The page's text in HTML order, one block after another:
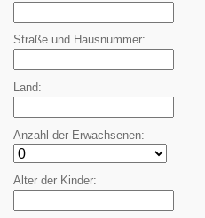
Straße und Hausnummer
Land
Anzahl der Erwachsenen
Alter der Kinder